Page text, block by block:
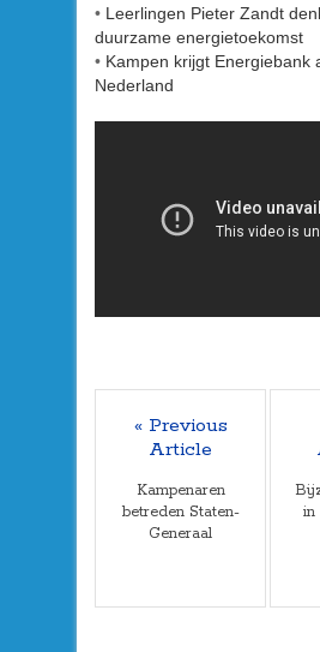
• Leerlingen Pieter Zandt
duurzame energietoekomst
• Kampen krijgt Energiebank
Nederland
« Previous
Article
Kampenaren
betreden Staten-
Generaal
in